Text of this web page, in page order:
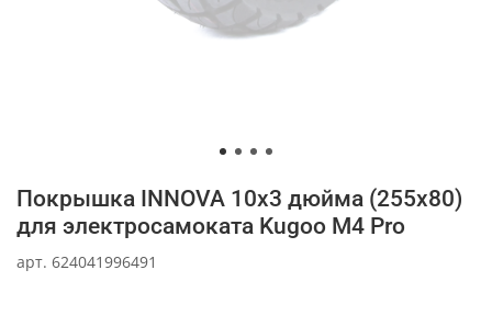
арт. 624041996491
Покрышка INNOVA 10x3 дюйма (255x80)
для электросамоката Kugoo M4 Pro